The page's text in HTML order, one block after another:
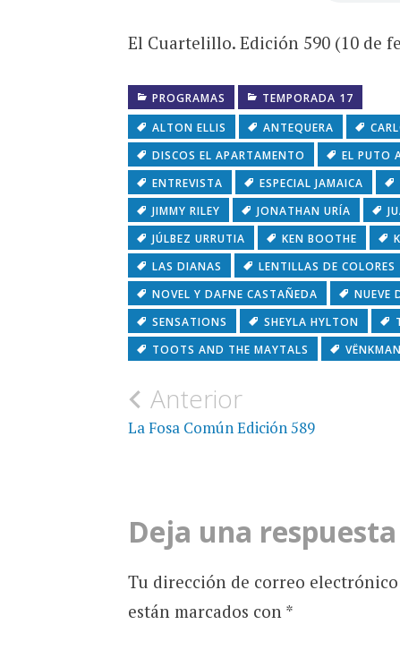
El Cuartelillo. Edición 590 (10 de
PROGRAMAS
TEMPORADA 17
ALTON ELLIS
ANTEQUERA
DISCOS EL APARTAMENTO
EL PUTO
ENTREVISTA
ESPECIAL JAMAICA
JIMMY RILEY
JONATHAN URÍA
JÚLBEZ URRUTIA
KEN BOOTHE
LAS DIANAS
LENTILLAS DE COLORES
NOVEL Y DAFNE CASTAÑEDA
NUEVE
SENSATIONS
SHEYLA HYLTON
TOOTS AND THE MAYTALS
VËNKMAN
Navegación
de
Anterior
La Fosa Común Edición 589
Deja una respuesta
Tu dirección de correo
están marcados con *